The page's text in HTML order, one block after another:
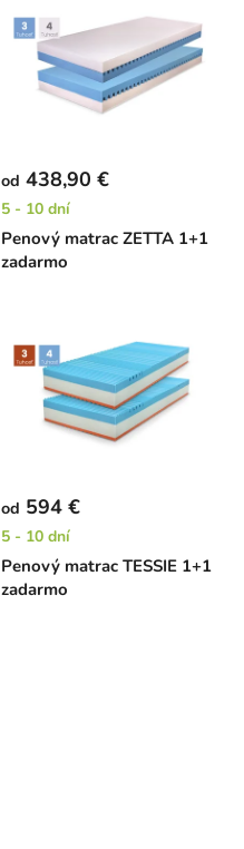
Penový matrac ZETTA 1+1
zadarmo
od 438,90 €
5 - 10 dní
Penový matrac TESSIE 1+1
zadarmo
od 594 €
5 - 10 dní